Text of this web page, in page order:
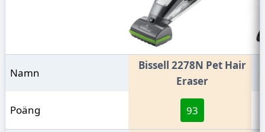
Namn
Bissell 2278N Pet Hair
Eraser
Poäng 93